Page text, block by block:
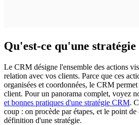
Qu'est-ce qu'une
Le CRM désigne l'ensemble des actions
relation avec vos clients. Parce que ces
organisées et coordonnées, le CRM
client. Pour un panorama complet, voyez
et bonnes pratiques d'une stratégie CRM.
coup : on procède par étapes, et le point
définition d'une stratégie.